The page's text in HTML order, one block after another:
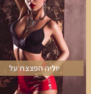
יוליה הפצצת על